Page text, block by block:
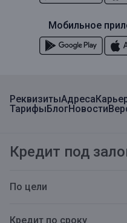
РеквизитыАдреса
ТарифыБлогНовости
Кредит под
По цели
Кредит по сроку
Мобильное